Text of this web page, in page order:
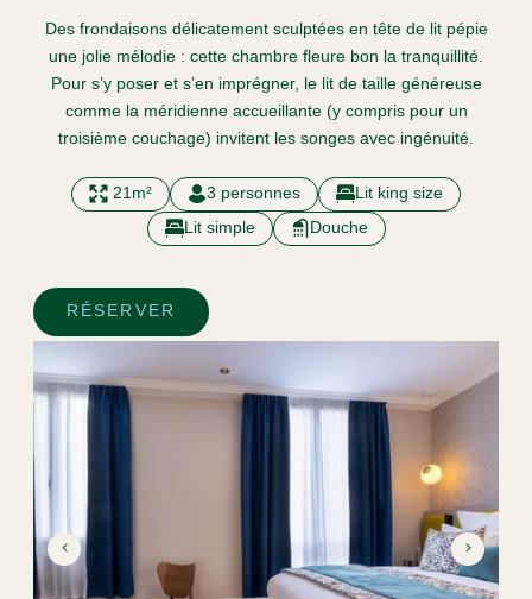
Des frondaisons délicatement sculptées en tête de lit pépie
une jolie mélodie : cette chambre fleure bon la tranquillité.
Pour s’y poser et s’en imprégner, le lit de taille généreuse
comme la méridienne accueillante (y compris pour un
troisième couchage) invitent les songes avec ingénuité.
21m² 3 personnes
Lit king size
Lit simple
Douche
RÉSERVER